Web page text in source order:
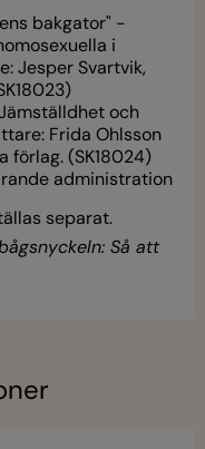
bakgator" -
i
Jesper Svartvik,
och
Frida Ohlsson
förlag. (SK18024)
administration
separat.
Så att